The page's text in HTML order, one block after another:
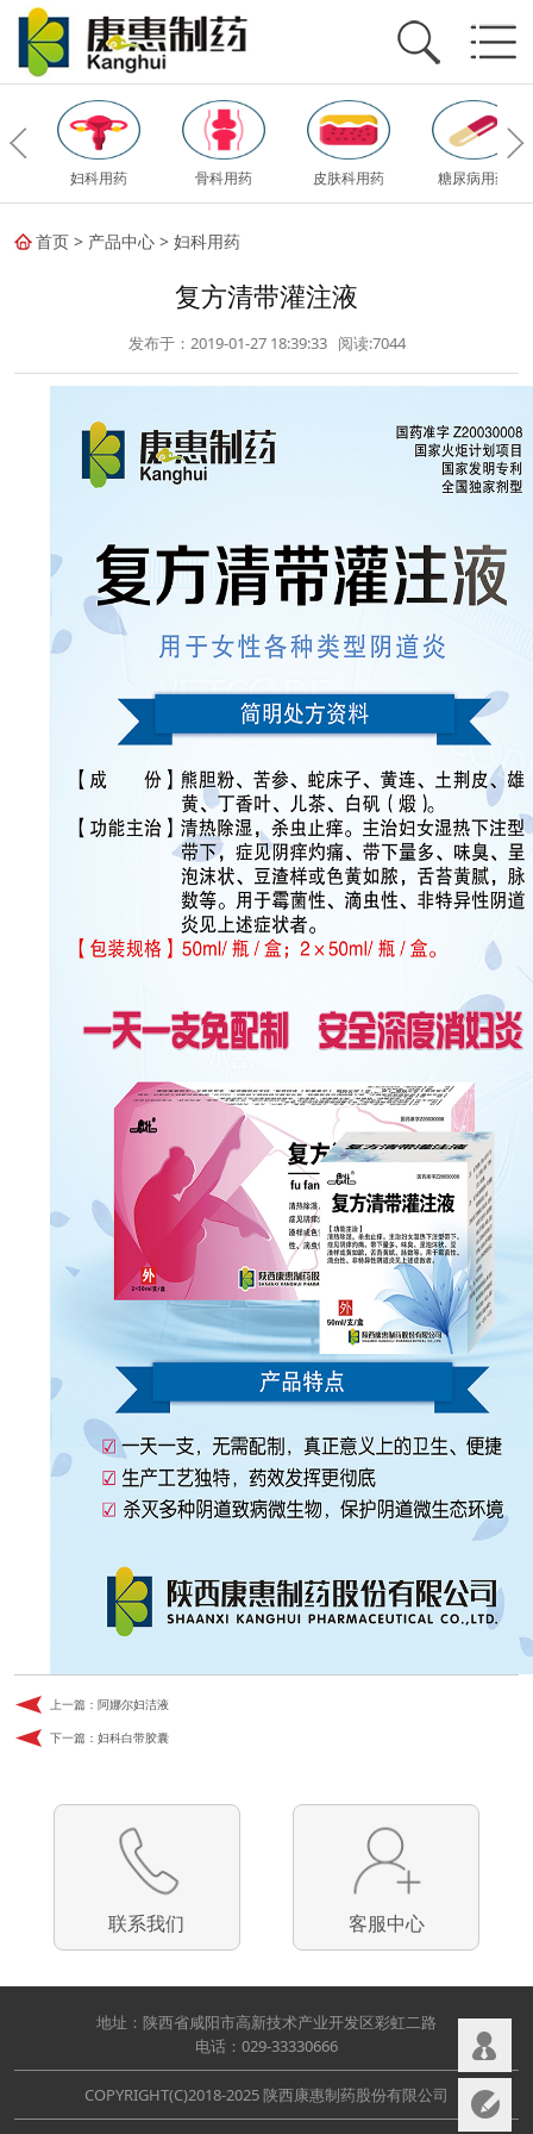
妇科用药 骨科用药 皮肤科用药 糖尿病用药
首页 > 产品中心 > 妇科用药
复方清带灌注液
发布于：2019-01-27 18:39:33 阅读:7044
上一篇： 阿娜尔妇洁液
下一篇： 妇科白带胶囊
联系我们 客服中心
地址：陕西省咸阳市高新技术产业开发区彩虹二路
电话：029-33330666
COPYRIGHT(C)2018-2025 陕西康惠制药股份有限公司